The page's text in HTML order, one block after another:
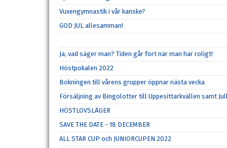
Vuxengymnastik i vår kanske?
GOD JUL allesamman!
Ja, vad säger man? Tiden går fort när man har roligt!
Höstpokalen 2022
Bokningen till vårens grupper öppnar nästa vecka
Försäljning av Bingolotter till Uppesittarkvällen samt
HÖSTLOVSLÄGER
SAVE THE DATE - 18 DECEMBER
ALL STAR CUP och JUNIORCUPEN 2022